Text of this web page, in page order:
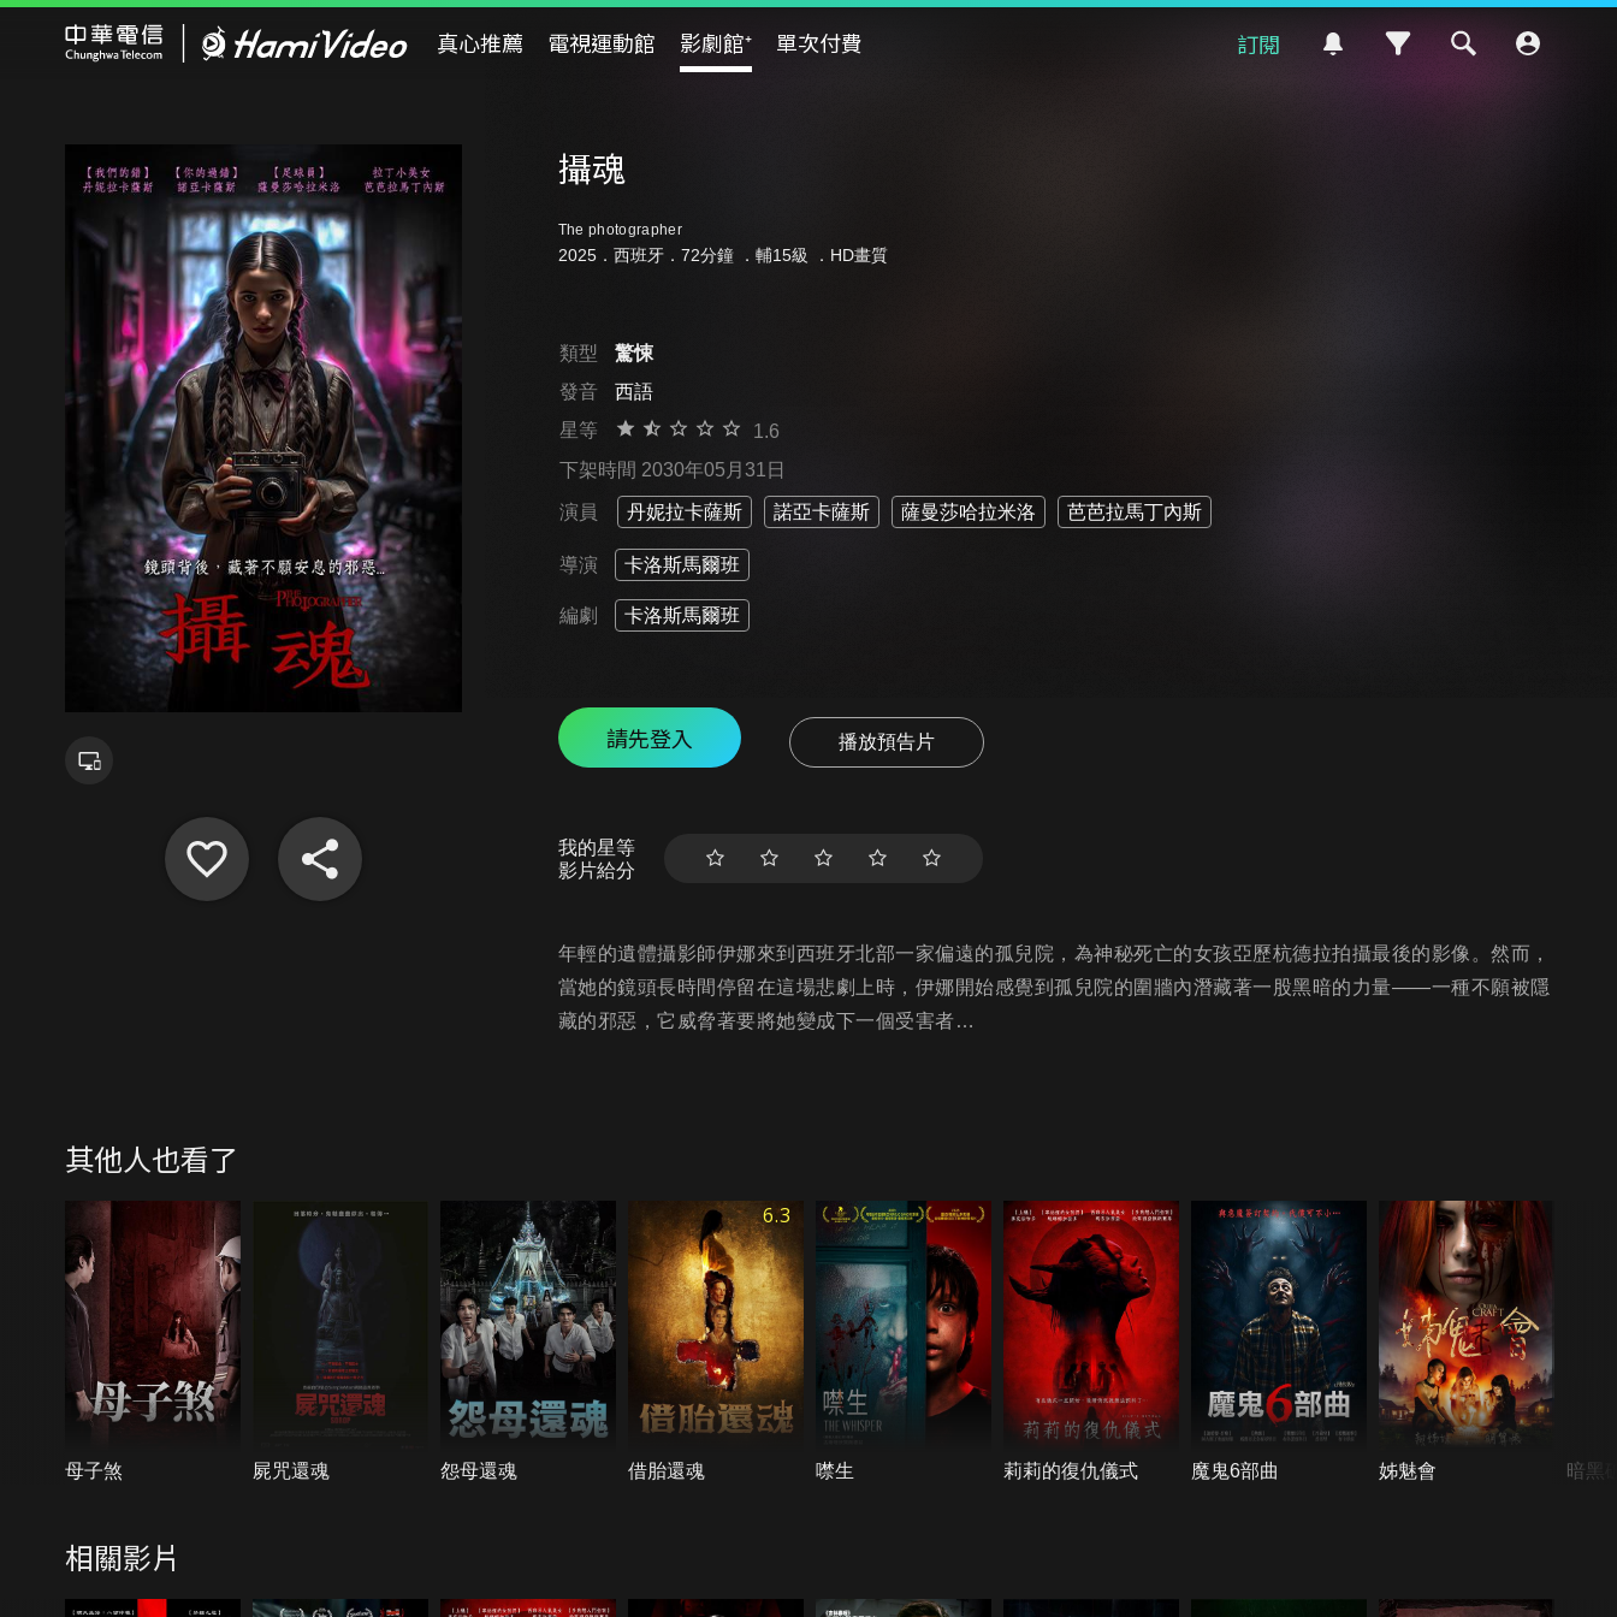
真心推薦 電視運動館 影劇館⁺ 單次付費 訂閱
攝魂
The photographer
2025．西班牙．72分鐘 ． 輔15級 ．HD畫質
類型
驚悚
發音
西語
星等
1.6
下架時間 2030年05月31日
演員 丹妮拉卡薩斯 諾亞卡薩斯 薩曼莎哈拉米洛 芭芭拉馬丁內斯
導演 卡洛斯馬爾班
編劇 卡洛斯馬爾班
請先登入 播放預告片
我的星等
影片給分
年輕的遺體攝影師伊娜來到西班牙北部一家偏遠的孤兒院，為神秘死亡的女孩亞歷杭德拉拍攝最後的影像。然而，
當她的鏡頭長時間停留在這場悲劇上時，伊娜開始感覺到孤兒院的圍牆內潛藏著一股黑暗的力量——一種不願被隱
藏的邪惡，它威脅著要將她變成下一個受害者…
其他人也看了
母子煞 屍咒還魂 怨母還魂
6.3
借胎還魂 噤生 莉莉的復仇儀式 魔鬼6部曲 姊魅會 暗黑
相關影片